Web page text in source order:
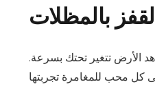
بالمظلات
الأرض تتغير تحتك بسرعة.